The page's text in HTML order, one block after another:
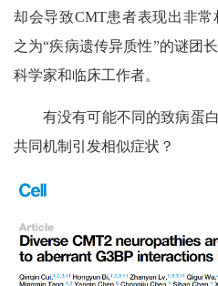
却会导致CMT患者表现出非
之为“疾病遗传异质性”的谜团
科学家和临床工作者。
有没有可能不同的致病蛋
共同机制引发相似症状？